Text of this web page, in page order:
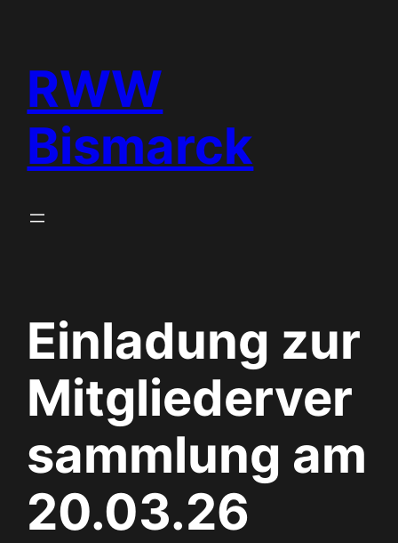
springen
RWW
Bismarck
Einladung zur
Mitgliederver
sammlung am
20.03.26